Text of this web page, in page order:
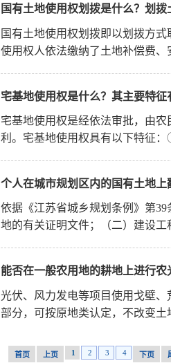
国有土地使用权划拨是什么？划
国有土地使用权划拨即以划拨方
使用权人依法缴纳了土地补偿费
宅基地使用权是什么？其主要特征
宅基地使用权是经依法审批，由
利。宅基地使用权具有以下特征
个人在城市规划区内的国有土地
依据《江苏省城乡规划条例》第
地的有关证明文件；（二）建设
能否在一般农用地的耕地上进行农
光伏、风力发电等项目使用戈壁
部分，可按原地类认定，不改变
首页 上页 1 2 3 4 下页